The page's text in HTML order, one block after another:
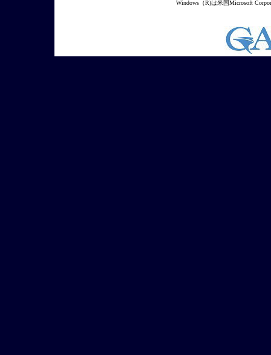
Windows（R)は米国Microsoft